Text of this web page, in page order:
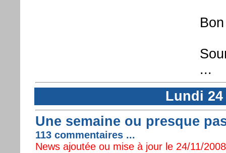
...
Lundi 24
Une semaine ou presque
113 commentaires ...
News ajoutée ou mise à jour le 24/11/